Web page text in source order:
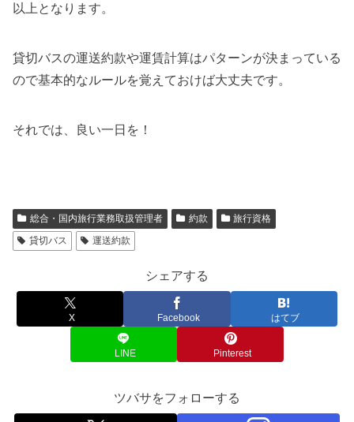
以上となります。
貸切バスの運送約款や運賃計算はパターンが決まっている
ので基本的なルールを覚えておけば大丈夫です。
それでは、良い一日を！
総合・国内旅行業務取扱管理者 約款
旅行資格
貸切バス
運送約款
シェアする
X Facebook はてブ
LINE Pinterest
ツバサをフォローする